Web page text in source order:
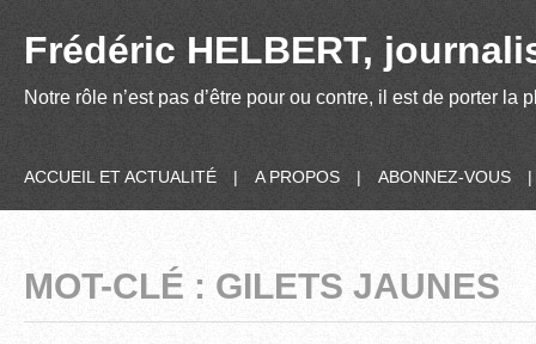
Frédéric HELBERT,
Notre rôle n’est pas d’être pour ou contre, il est de porter
ACCUEIL ET ACTUALITÉ | A PROPOS | ABONNEZ-VOUS |
MOT-CLÉ : GILETS JAUNES